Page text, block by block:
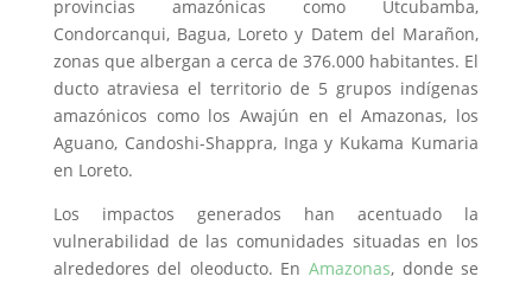
provincias amazónicas como Utcubamba,
Condorcanqui, Bagua, Loreto y Datem del Marañon,
zonas que albergan a cerca de 376.000 habitantes. El
ducto atraviesa el territorio de 5 grupos indígenas
amazónicos como los Awajún en el Amazonas, los
Aguano, Candoshi-Shappra, Inga y Kukama Kumaria
en Loreto.
Los impactos generados han acentuado la
vulnerabilidad de las comunidades situadas en los
alrededores del oleoducto. EnAmazonas, donde se